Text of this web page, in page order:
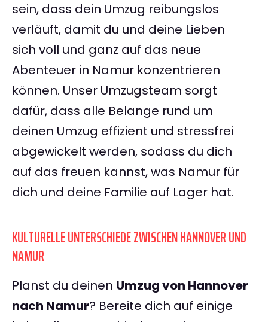
sein, dass dein Umzug reibungslos
verläuft, damit du und deine Lieben
sich voll und ganz auf das neue
Abenteuer in Namur konzentrieren
können. Unser Umzugsteam sorgt
dafür, dass alle Belange rund um
deinen Umzug effizient und stressfrei
abgewickelt werden, sodass du dich
auf das freuen kannst, was Namur für
dich und deine Familie auf Lager hat.
KULTURELLE UNTERSCHIEDE ZWISCHEN HANNOVER UND
NAMUR
Planst du deinen Umzug von Hannover
nach Namur? Bereite dich auf einige